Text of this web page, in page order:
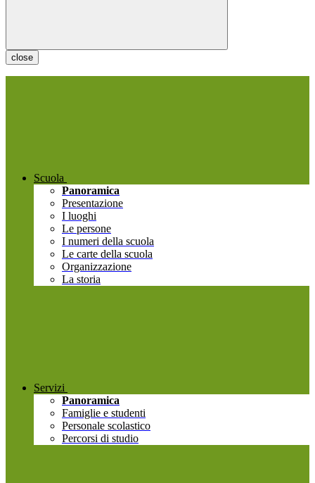
close
Scuola
Panoramica
Presentazione
I luoghi
Le persone
I numeri della scuola
Le carte della scuola
Organizzazione
La storia
Servizi
Panoramica
Famiglie e studenti
Personale scolastico
Percorsi di studio